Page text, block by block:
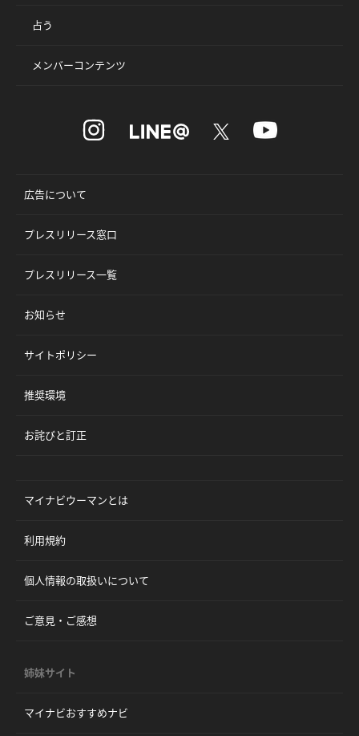
占う
メンバーコンテンツ
広告について
プレスリリース窓口
プレスリリース一覧
お知らせ
サイトポリシー
推奨環境
お詫びと訂正
マイナビウーマンとは
利用規約
個人情報の取扱いについて
ご意見・ご感想
姉妹サイト
マイナビおすすめナビ